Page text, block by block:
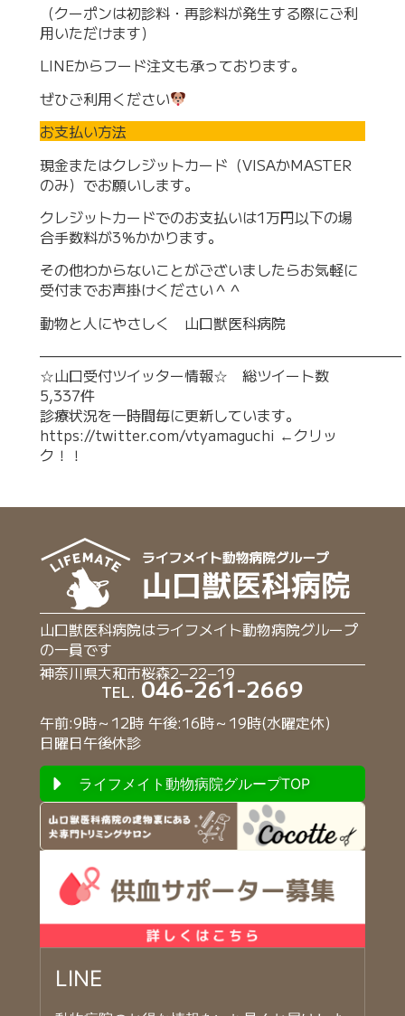
（クーポンは初診料・再診料が発生する際にご利
用いただけます）
LINEからフード注文も承っております。
ぜひご利用ください
お支払い方法
現金またはクレジットカード（VISAかMASTER
のみ）でお願いします。
クレジットカードでのお支払いは1万円以下の場
合手数料が3％かかります。
その他わからないことがございましたらお気軽に
受付までお声掛けください＾＾
動物と人にやさしく 山口獣医科病院
—————————————————————————
☆山口受付ツイッター情報☆ 総ツイート数
5,337件
診療状況を一時間毎に更新しています。
https://twitter.com/vtyamaguchi ←クリッ
ク！！
山口獣医科病院はライフメイト動物病院グループ
の一員です
神奈川県大和市桜森2−22−19
TEL.046-261-2669
午前:9時～12時 午後:16時～19時(水曜定休)
日曜日午後休診
ライフメイト動物病院グループTOP
LINE